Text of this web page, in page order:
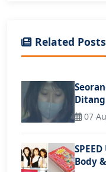
Related Posts
07
Body